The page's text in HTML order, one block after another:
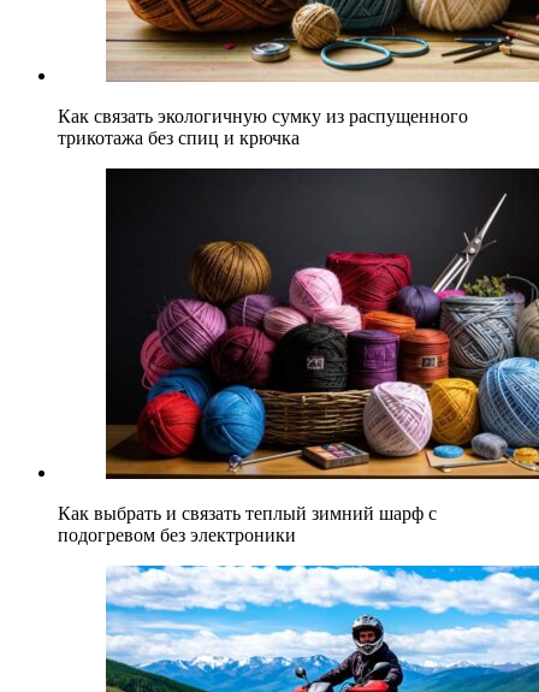
Как связать экологичную сумку из распущенного
трикотажа без спиц и крючка
Как выбрать и связать теплый зимний шарф с
подогревом без электроники